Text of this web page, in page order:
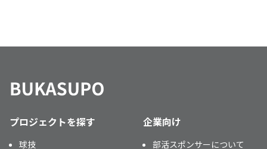
プロジェクトを探す
球技
企業向け
部活スポンサーについて